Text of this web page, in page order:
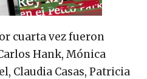
cuarta vez fueron
Hank, Mónica
Claudia Casas, Patricia